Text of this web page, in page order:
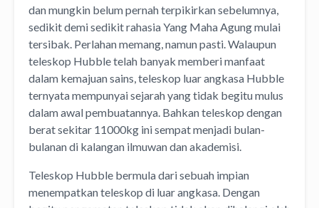
dan mungkin belum pernah terpikirkan sebelumnya,
sedikit demi sedikit rahasia Yang Maha Agung mulai
tersibak. Perlahan memang, namun pasti. Walaupun
teleskop Hubble telah banyak memberi manfaat
dalam kemajuan sains, teleskop luar angkasa Hubble
ternyata mempunyai sejarah yang tidak begitu mulus
dalam awal pembuatannya. Bahkan teleskop dengan
berat sekitar 11000kg ini sempat menjadi bulan-
bulanan di kalangan ilmuwan dan akademisi.
Teleskop Hubble bermula dari sebuah impian
menempatkan teleskop di luar angkasa. Dengan